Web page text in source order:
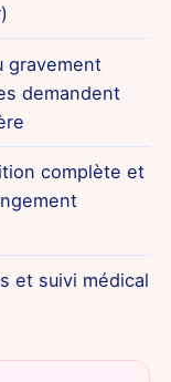
gravement
demandent
complète et
et suivi médical